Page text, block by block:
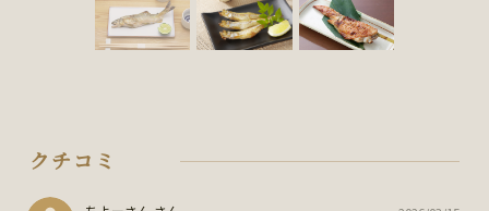
クチコミ